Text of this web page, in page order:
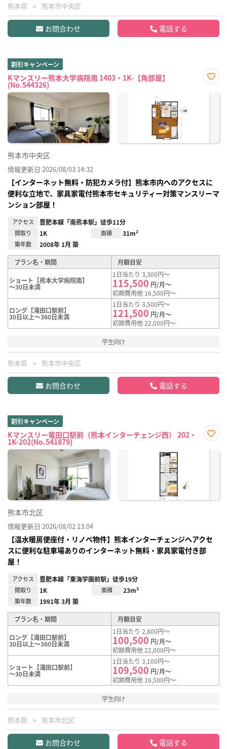
熊本県 熊本市中央区
お問合わせ 電話する
割引キャンペーン
Kマンスリー熊本大学病院南 1403・1K-【角部屋】
(No.544326)
に入
熊本市中央区
情報更新日 2026/08/03 14:32
【インターネット無料・防犯カメラ付】熊本市内へのアクセスに
便利な立地で、家具家電付熊本市セキュリティー対策マンスリーマ
ンション部屋！
アクセス 豊肥本線「南熊本駅」徒歩11分
間取り 1K 面積 31m²
築年数 2008年 1月 築
プラン名・期間 月額目安
ショート【熊本大学病院南】
～30日未満
1日当たり 3,300円～
115,500 円/月～
初期費用他 16,500円～
ロング【滝田口駅前】
30日以上～360日未満
1日当たり 3,500円～
121,500 円/月～
初期費用他 22,000円～
学生向け
熊本県 熊本市中央区
お問合わせ 電話する
割引キャンペーン
Kマンスリー竜田口駅前（熊本インターチェンジ西） 202・
1K-202(No.541879)
に入
熊本市北区
情報更新日 2026/08/02 13:04
【温水暖房便座付・リノベ物件】熊本インターチェンジへアクセ
スに便利な駐車場ありのインターネット無料・家具家電付き部
屋！
アクセス 豊肥本線「東海学園前駅」徒歩19分
間取り 1K 面積 23m²
築年数 1991年 3月 築
プラン名・期間 月額目安
ロング【滝田口駅前】
30日以上～360日未満
1日当たり 2,800円～
100,500 円/月～
初期費用他 22,000円～
ショート【滝田口駅前】
～30日未満
1日当たり 3,100円～
109,500 円/月～
初期費用他 16,500円～
学生向け
熊本県 熊本市北区
お問合わせ 電話する